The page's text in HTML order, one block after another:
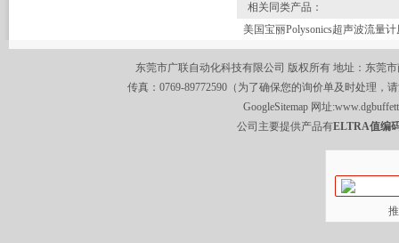
相关同类产品：
东莞市广联自动化科技有限公司 版权所有 地址：东莞
传真：0769-89772590（为了确保您的询价单及时处理，
GoogleSitemap 网址:
公司主要提供产品有ELTRA值编